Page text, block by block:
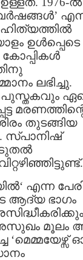
ഉള്‍പ്പെടെ
കോപ്പികള്‍
ലഭിച്ചു.
പുസ്തകവും
തുടങ്ങിയ
സ്പാനിഷ്
എന്ന
ആദ്യ ഭാഗം
അസുഖം മൂലം